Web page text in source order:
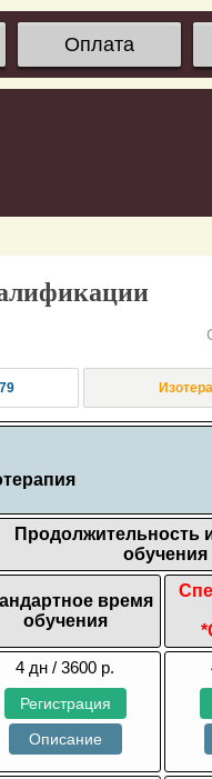
Оплата
Продолжительность
обучения
время
обучения
4 дн / 3600 р.
Регистрация
Описание